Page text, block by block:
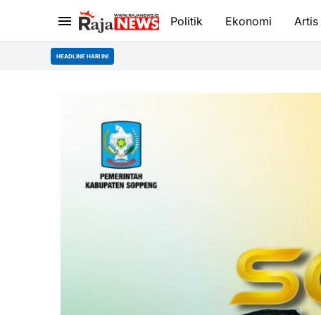
Politik Ekonomi Artis
HEADLINE HARI INI